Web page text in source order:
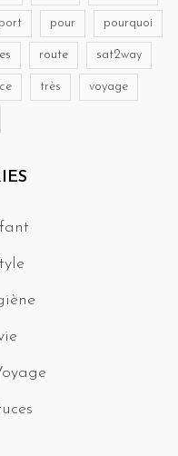
port pour pourquoi
route sat2way
très voyage